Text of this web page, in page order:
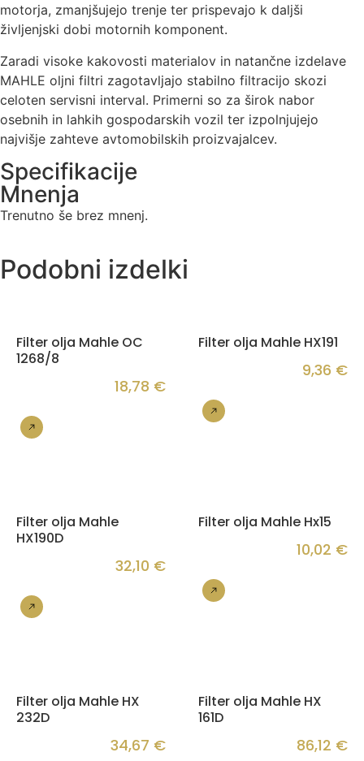
motorja, zmanjšujejo trenje ter prispevajo k daljši
življenjski dobi motornih komponent.
Zaradi visoke kakovosti materialov in natančne izdelave
MAHLE oljni filtri zagotavljajo stabilno filtracijo skozi
celoten servisni interval. Primerni so za širok nabor
osebnih in lahkih gospodarskih vozil ter izpolnjujejo
najvišje zahteve avtomobilskih proizvajalcev.
Specifikacije
Mnenja
Trenutno še brez mnenj.
Podobni izdelki
Filter olja Mahle OC
1268/8
18,78 €
Filter olja Mahle HX191
9,36 €
Filter olja Mahle
HX190D
32,10 €
Filter olja Mahle Hx15
10,02 €
Filter olja Mahle HX
232D
34,67 €
Filter olja Mahle HX
161D
86,12 €